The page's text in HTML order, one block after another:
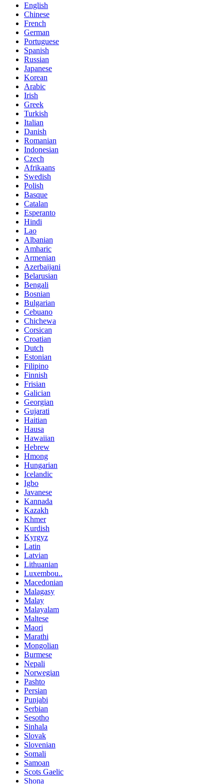
English
Chinese
French
German
Portuguese
Spanish
Russian
Japanese
Korean
Arabic
Irish
Greek
Turkish
Italian
Danish
Romanian
Indonesian
Czech
Afrikaans
Swedish
Polish
Basque
Catalan
Esperanto
Hindi
Lao
Albanian
Amharic
Armenian
Azerbaijani
Belarusian
Bengali
Bosnian
Bulgarian
Cebuano
Chichewa
Corsican
Croatian
Dutch
Estonian
Filipino
Finnish
Frisian
Galician
Georgian
Gujarati
Haitian
Hausa
Hawaiian
Hebrew
Hmong
Hungarian
Icelandic
Igbo
Javanese
Kannada
Kazakh
Khmer
Kurdish
Kyrgyz
Latin
Latvian
Lithuanian
Luxembou..
Macedonian
Malagasy
Malay
Malayalam
Maltese
Maori
Marathi
Mongolian
Burmese
Nepali
Norwegian
Pashto
Persian
Punjabi
Serbian
Sesotho
Sinhala
Slovak
Slovenian
Somali
Samoan
Scots Gaelic
Shona